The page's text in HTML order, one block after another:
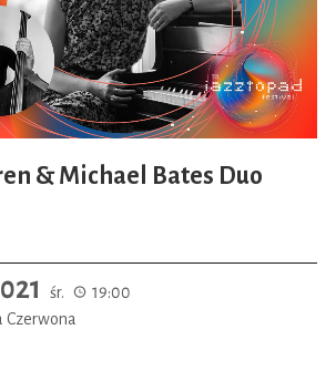
& Michael Bates Duo
śr.
19:00
Czerwona